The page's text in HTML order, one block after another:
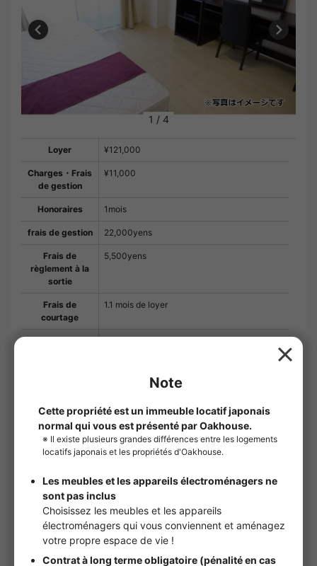
1 / 4
Loyer ¥121,000
Charges・Frais
de gestion
¥11,000
Honoraires 1mois
frais de gestion 22,000yens
Frais de
règlement à la
sortie
5,500yens
Frais de
courtage
1.1 mois de loyer
total. Au moment du renouvellement : 20 000
Frais de
remplacement
des serrures
33,000yens
nettoyage de la
Estimation des
frais initiaux
¥633,600
※）Estimation basée sur une date de début
de contrat au premier jour du mois.